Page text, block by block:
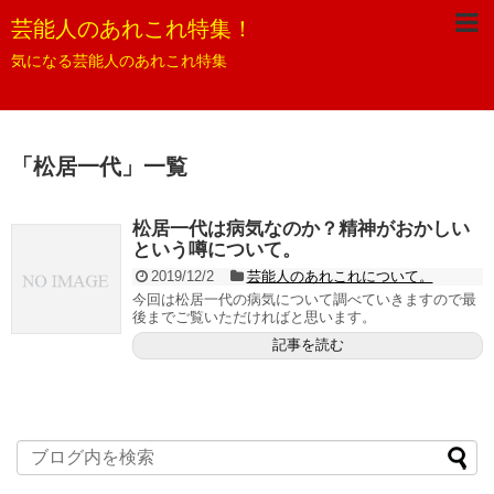
芸能人のあれこれ特集！
気になる芸能人のあれこれ特集
「 松居一代 」 一覧
松居一代は病気なのか？精神がおかしい
という噂について。
2019/12/2
芸能人のあれこれについて。
今回は松居一代の病気について調べていきますので最
後までご覧いただければと思います。
記事を読む